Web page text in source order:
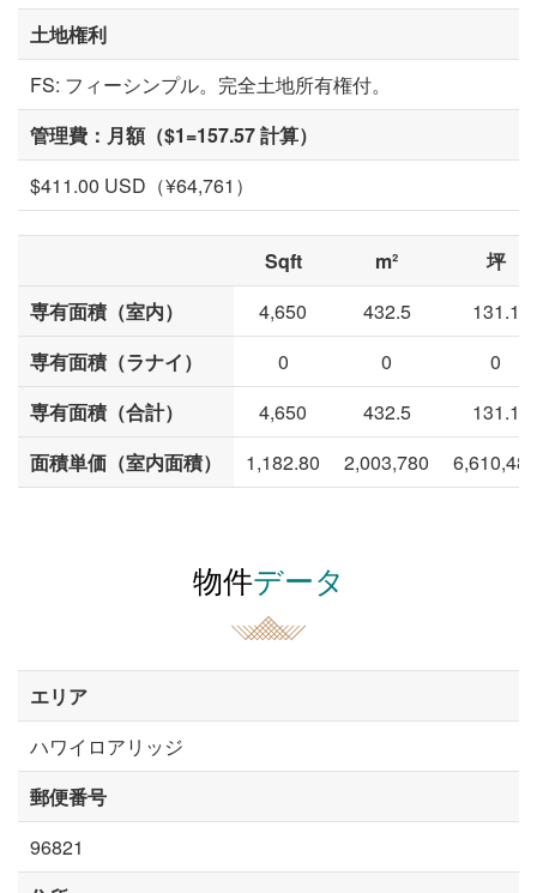
土地権利
FS: フィーシンプル。完全土地所有権付。
管理費：月額（$1=157.57 計算）
$411.00 USD（¥64,761）
Sqft m²
坪
専有面積（室内）
4,650 432.5
131.1
専有面積（ラナイ）
0 0
0
専有面積（合計）
4,650 432.5
131.1
面積単価（室内面積）
1,182.80 2,003,780 6,610,488
物件データ
エリア
ハワイロアリッジ
郵便番号
96821